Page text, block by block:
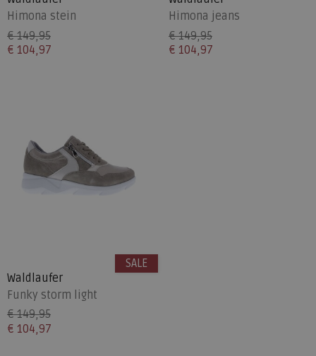
Himona stein
€ 149,95
€ 104,97
Himona jeans
€ 149,95
€ 104,97
Waldlaufer
Funky storm light
€ 149,95
€ 104,97
SALE